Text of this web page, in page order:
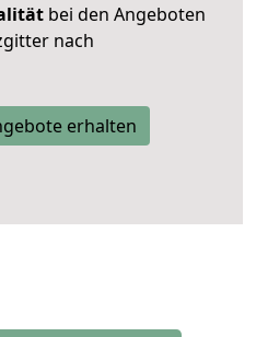
bei den Angeboten
nach
erhalten